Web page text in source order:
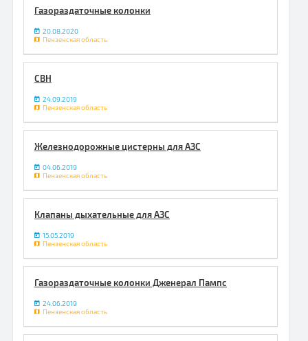
Газораздаточные колонки
20.08.2020
Пензенская область
СВН
24.09.2019
Пензенская область
Железнодорожные цистерны для АЗС
04.06.2019
Пензенская область
Клапаны дыхательные для АЗС
15.05.2019
Пензенская область
Газораздаточные колонки Дженерал Пампс
24.06.2019
Пензенская область